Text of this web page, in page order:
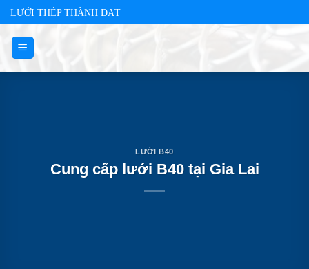
Skip
to
content
LƯỚI THÉP THÀNH ĐẠT
LƯỚI B40
Cung cấp lưới B40 tại Gia Lai